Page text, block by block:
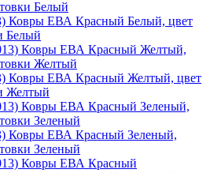
Ковры ЕВА Красный Белый, цвет
Белый
Ковры ЕВА Красный Желтый, цвет
Желтый
Ковры ЕВА Красный Зеленый,
Зеленый